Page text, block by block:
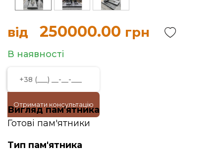
від 250000.00 грн
В наявності
Отримати консультацію
Вигляд пам'ятника
Готові пам'ятники
Тип пам'ятника